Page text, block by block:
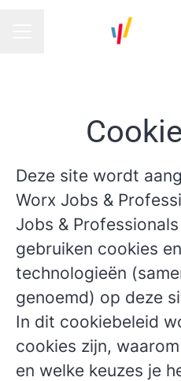
Deze site wordt
Worx Jobs &
Jobs &
gebruiken cookies
technologieën
genoemd) op deze
In dit cookiebeleid
cookies zijn,
en welke keuzes je